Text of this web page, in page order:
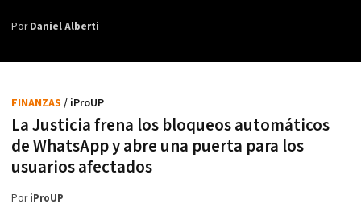
PorDaniel Alberti
La Justicia frena los bloqueos automáticos
de WhatsApp y abre una puerta para los
usuarios afectados
FINANZAS / iProUP
PoriProUP